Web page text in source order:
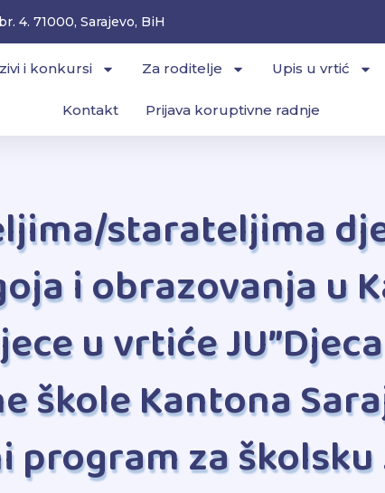
4. 71000, Sarajevo, BiH
i konkursi Za roditelje Upis u vrtić
Kontakt Prijava koruptivne radnje
starateljima
i obrazovanja u
u vrtiće
škole Kantona
program za